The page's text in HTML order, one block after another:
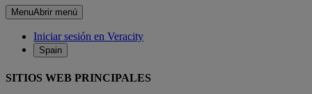
MenuAbrir menú
Iniciar sesión en Veracity
Spain
SITIOS WEB PRINCIPALES